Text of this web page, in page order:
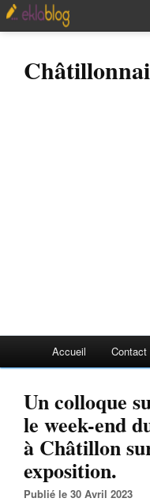
Accueil Contact
Un colloque
le week-end
à Châtillon
exposition.
Publié le 30 Avril 2023